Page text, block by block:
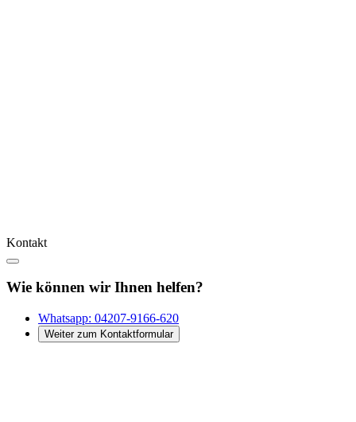
Kontakt
Wie können wir Ihnen helfen?
Whatsapp: 04207-9166-620